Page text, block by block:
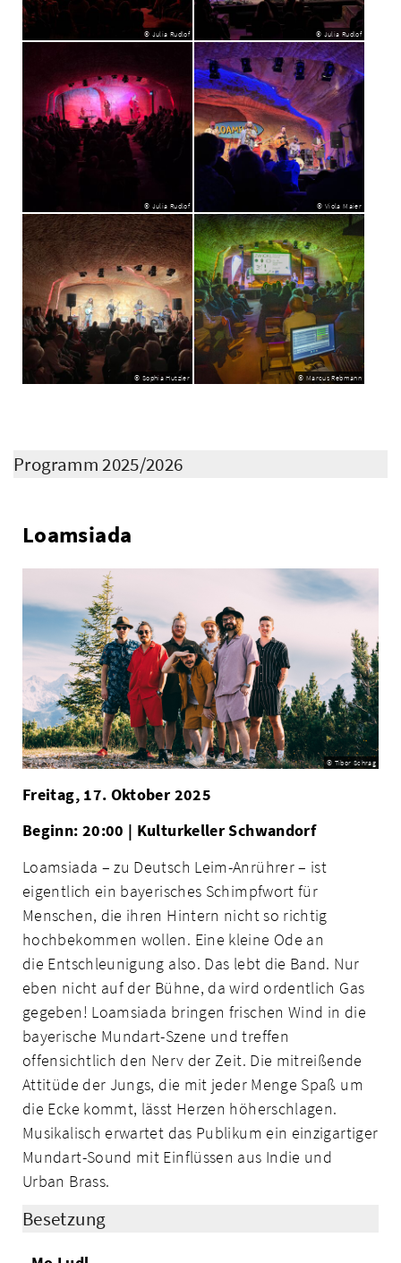
© Julia Rudlof © Julia Rudlof
© Julia Rudlof © Viola Maier
© Sophia Hutzler © Marcus Rebmann
Programm 2025/2026
Loamsiada
© Tibor Schrag
Freitag, 17. Oktober 2025
Beginn: 20:00 | Kulturkeller Schwandorf
Loamsiada – zu Deutsch Leim-Anrührer – ist
eigentlich ein bayerisches Schimpfwort für
Menschen, die ihren Hintern nicht so richtig
hochbekommen wollen. Eine kleine Ode an
die Entschleunigung also. Das lebt die Band. Nur
eben nicht auf der Bühne, da wird ordentlich Gas
gegeben! Loamsiada bringen frischen Wind in die
bayerische Mundart-Szene und treffen
offensichtlich den Nerv der Zeit. Die mitreißende
Attitüde der Jungs, die mit jeder Menge Spaß um
die Ecke kommt, lässt Herzen höherschlagen.
Musikalisch erwartet das Publikum ein einzigartiger
Mundart-Sound mit Einflüssen aus Indie und
Urban Brass.
Besetzung